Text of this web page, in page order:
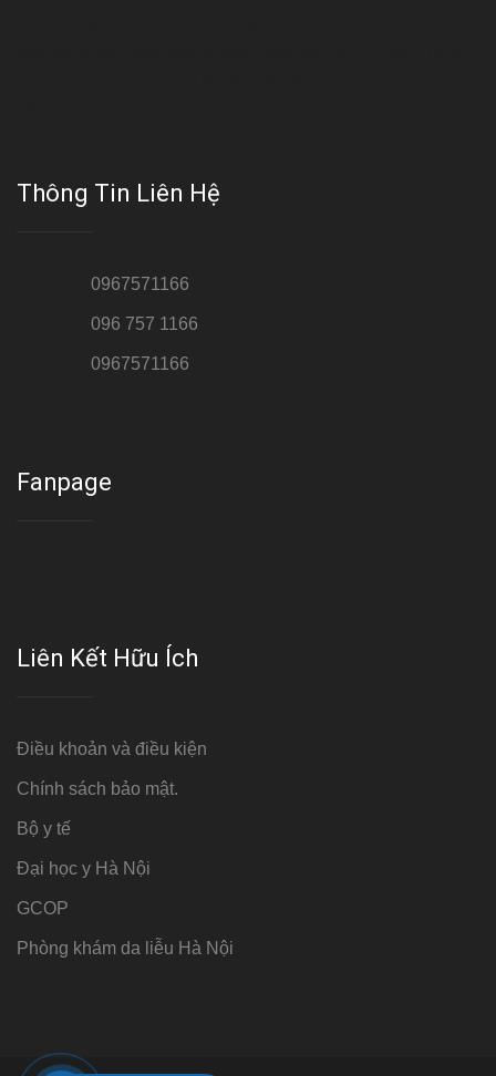
Thông Tin Liên Hệ
0967571166
096 757 1166
0967571166
Fanpage
Liên Kết Hữu Ích
Điều khoản và điều kiện
Chính sách bảo mật.
Bộ y tế
Đại học y Hà Nội
GCOP
Phòng khám da liễu Hà Nội